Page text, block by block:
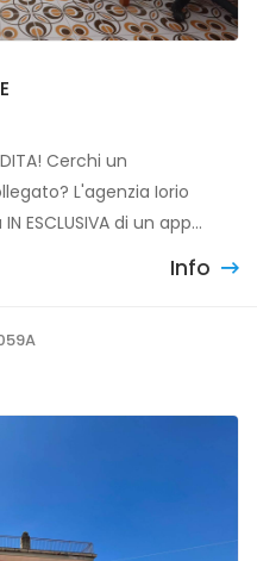
Cerchi un
L'agenzia Iorio
ESCLUSIVA di un app...
Info